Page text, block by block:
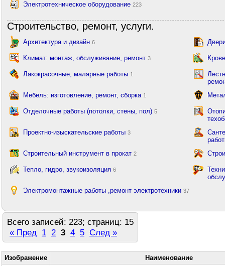
Электротехническое оборудование 223
Строительство, ремонт, услуги.
Архитектура и дизайн 6
Климат: монтаж, обслуживание, ремонт 3
Лакокрасочные, малярные работы 1
Мебель: изготовление, ремонт, сборка 1
Отделочные работы (потолки, стены, пол) 5
Проектно-изыскательские работы 3
Строительный инструмент в прокат 2
Тепло, гидро, звукоизоляция 6
Электромонтажные работы ,ремонт электротехники 37
Всего записей: 223; страниц: 15
« Пред 1 2 3 4 5 След »
Изображение Наименование